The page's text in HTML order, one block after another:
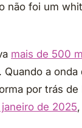
não foi um
mais de 500
a
por trás de
de 2025